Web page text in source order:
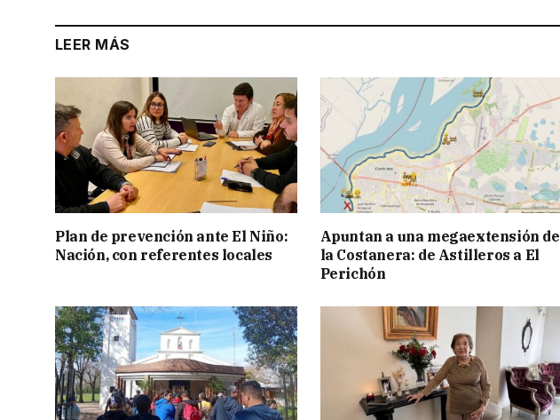
LEER MÁS
Plan de prevención ante El Niño:
Nación, con referentes locales
Apuntan a una megaextensión de
la Costanera: de Astilleros a El
Perichón